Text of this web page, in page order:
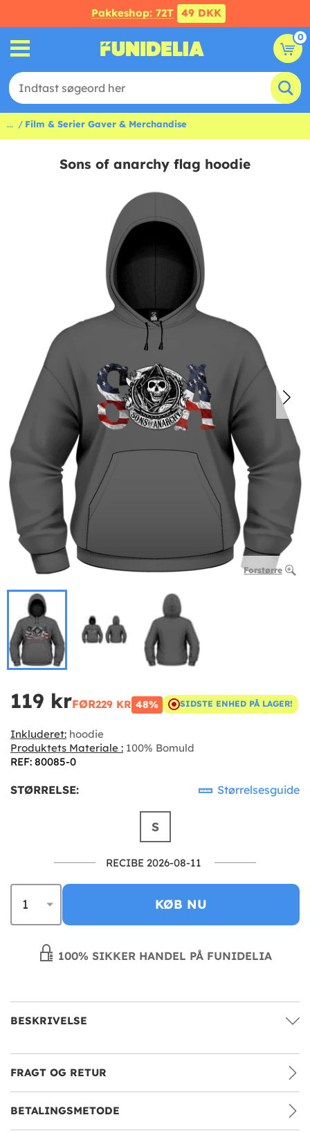
Pakkeshop: 72T 49 DKK
0
... Film & Serier Gaver & Merchandise
Sons of anarchy flag hoodie
Forstørre
119 krFØR229 KR 48% SIDSTE ENHED PÅ LAGER!
Inkluderet: hoodie
Produktets Materiale : 100% Bomuld
REF: 80085-0
STØRRELSE: Størrelsesguide
S
RECIBE 2026-08-11
KØB NU
100% SIKKER HANDEL PÅ FUNIDELIA
BESKRIVELSE
FRAGT OG RETUR
BETALINGSMETODE